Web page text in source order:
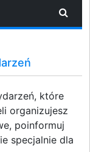
które
organizujesz
poinformuj
specjalnie dla